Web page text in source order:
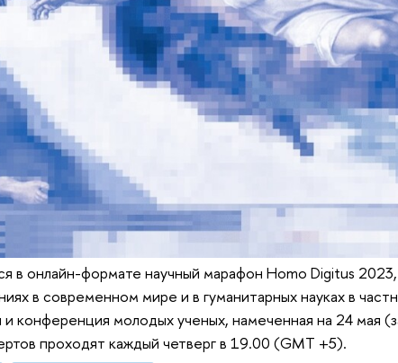
онлайн-формате научный марафон Homo Digitus
в современном мире и в гуманитарных науках в
конференция молодых ученых, намеченная на 24 мая
проходят каждый четверг в 19.00 (GMT +5).